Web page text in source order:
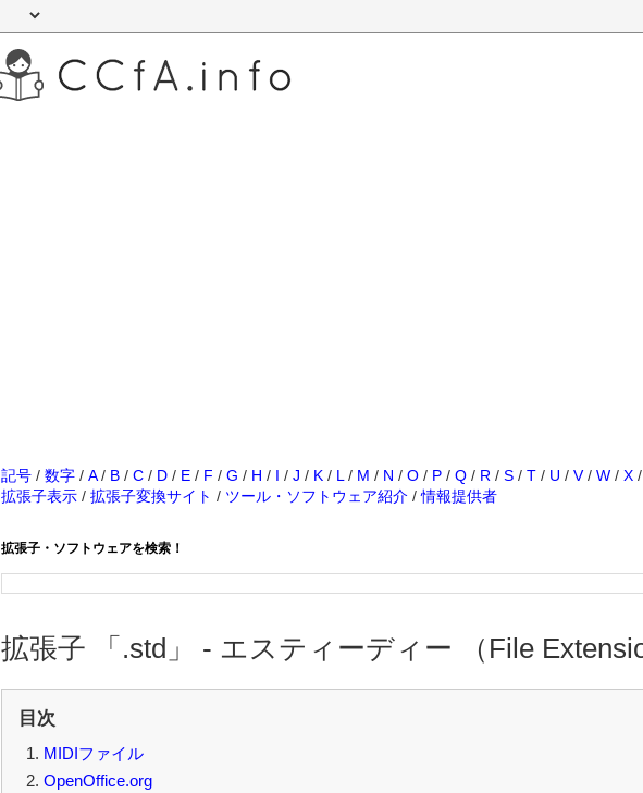
記号 / 数字 / A/ B / C / D / E / F / G / H / I / J / K / L / M / N / O / P / Q / R / S / T / U / V/ W / X
拡張子表示 / 拡張子変換サイト / ツール・ソフトウェア紹介 /情報提供者
拡張子・ソフトウェアを検索！
拡張子 「.std」 - エスティーディー （File
目次
MIDIファイル
OpenOffice.org